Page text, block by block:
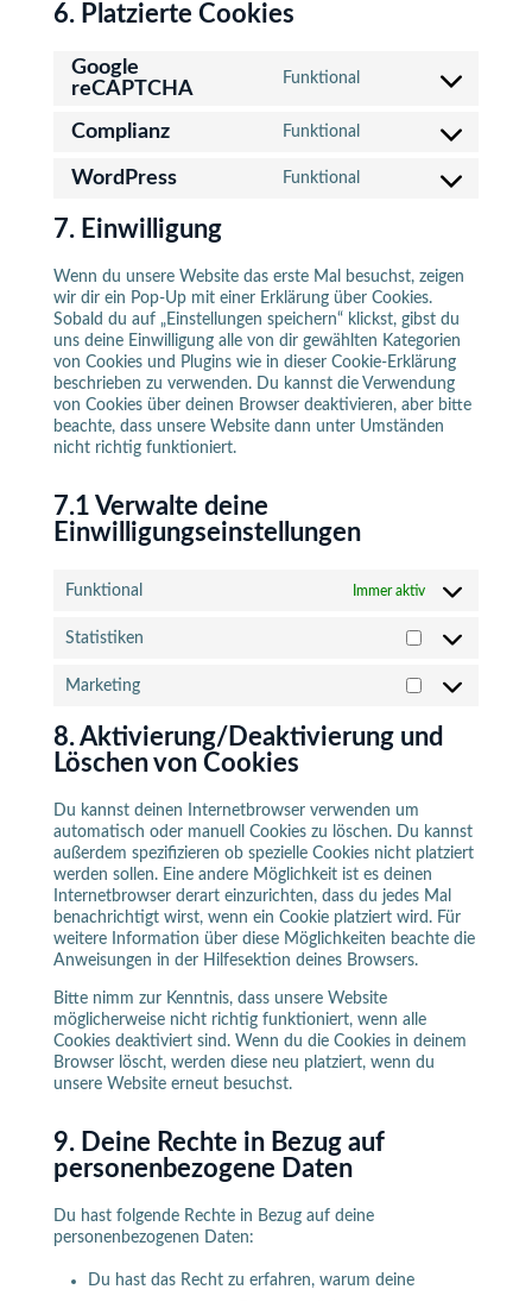
6. Platzierte Cookies
Google
reCAPTCHA
Funktional
recaptcha
Complianz Funktional
WordPress Funktional
7. Einwilligung
Wenn du unsere Website das erste Mal besuchst, zeigen
wir dir ein Pop-Up mit einer Erklärung über Cookies.
Sobald du auf „Einstellungen speichern“ klickst, gibst du
uns deine Einwilligung alle von dir gewählten Kategorien
von Cookies und Plugins wie in dieser Cookie-Erklärung
beschrieben zu verwenden. Du kannst die Verwendung
von Cookies über deinen Browser deaktivieren, aber bitte
beachte, dass unsere Website dann unter Umständen
nicht richtig funktioniert.
7.1 Verwalte deine
Einwilligungseinstellungen
Funktional Immer aktiv
Statistiken
Statistiken
Marketing
Marketing
8. Aktivierung/Deaktivierung und
Löschen von Cookies
Du kannst deinen Internetbrowser verwenden um
automatisch oder manuell Cookies zu löschen. Du kannst
außerdem spezifizieren ob spezielle Cookies nicht platziert
werden sollen. Eine andere Möglichkeit ist es deinen
Internetbrowser derart einzurichten, dass du jedes Mal
benachrichtigt wirst, wenn ein Cookie platziert wird. Für
weitere Information über diese Möglichkeiten beachte die
Anweisungen in der Hilfesektion deines Browsers.
Bitte nimm zur Kenntnis, dass unsere Website
möglicherweise nicht richtig funktioniert, wenn alle
Cookies deaktiviert sind. Wenn du die Cookies in deinem
Browser löscht, werden diese neu platziert, wenn du
unsere Website erneut besuchst.
9. Deine Rechte in Bezug auf
personenbezogene Daten
Du hast folgende Rechte in Bezug auf deine
personenbezogenen Daten:
Du hast das Recht zu erfahren, warum deine